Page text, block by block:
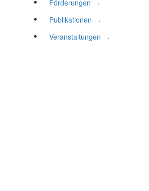
Förderungen
Publikationen
.
Veranstaltungen
.